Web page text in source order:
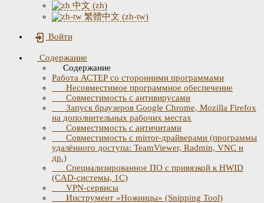
中文 (zh)
繁體中文 (zh-tw)
Войти
Содержание
Содержание
Работа АСТЕР со сторонними программами
Несовместимое программное обеспечение
Совместимость с антивирусами
Запуск браузеров Google Chrome, Mozilla Firefox
на дополнительных рабочих местах
Совместимость с античитами
Совместимость с mirror-драйверами (программы
удалённого доступа: TeamViewer, Radmin, VNC и
др.)
Специализированное ПО с привязкой к HWID
(CAD-системы, 1С)
VPN-сервисы
Инструмент «Ножницы» (Snipping Tool)